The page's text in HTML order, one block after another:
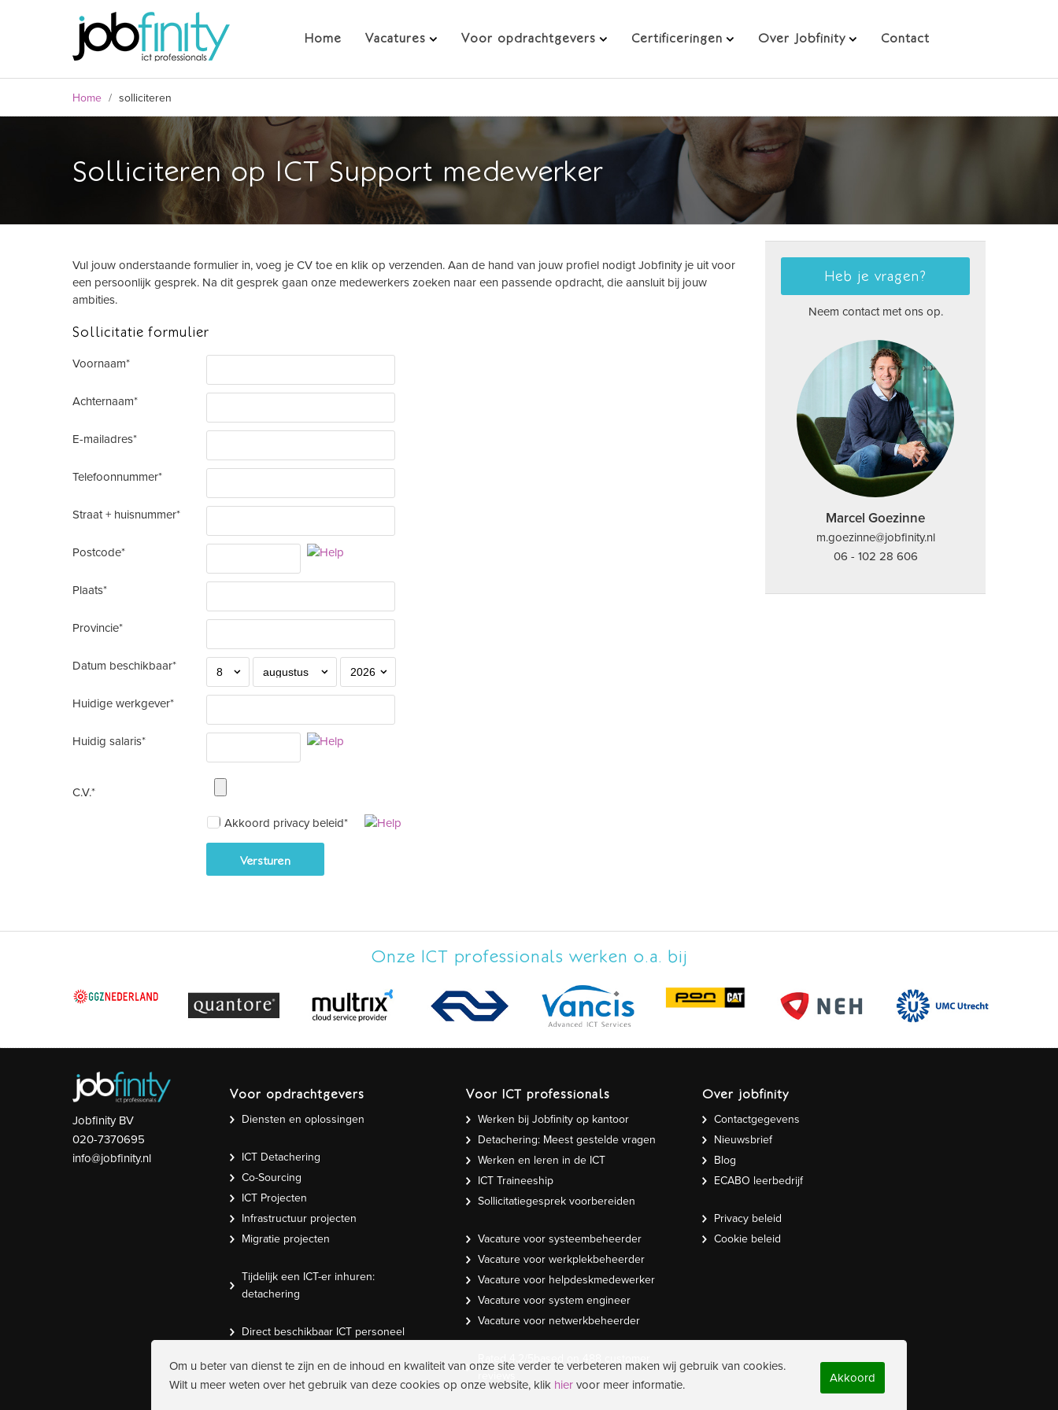
Home Vacatures Voor opdrachtgevers Certificeringen Over Jobfinity Contact
Home / solliciteren
Solliciteren op ICT Support medewerker
formulier
Vul jouw onderstaande formulier in, voeg je CV toe en klik op verzenden. Aan de hand van jouw profiel nodigt Jobfinity je uit voor
een persoonlijk gesprek. Na dit gesprek gaan onze medewerkers zoeken naar een passende opdracht, die aansluit bij jouw
ambities.
Sollicitatie formulier
Voornaam*
Achternaam*
E-mailadres*
Telefoonnummer*
Straat + huisnummer*
Postcode*
Plaats*
Provincie*
Datum beschikbaar*
Huidige werkgever*
Huidig salaris*
C.V.*
Akkoord privacy beleid*
Heb je vragen?
Neem contact met ons op.
Marcel Goezinne
m.goezinne@jobfinity.nl
06 - 102 28 606
Onze ICT professionals werken o.a. bij
Jobfinity BV
020-7370695
info@jobfinity.nl
Voor opdrachtgevers
Diensten en oplossingen
ICT Detachering
Co-Sourcing
ICT Projecten
Infrastructuur projecten
Migratie projecten
Tijdelijk een ICT-er inhuren:
detachering
Direct beschikbaar ICT personeel
Voor ICT professionals
Werken bij Jobfinity op kantoor
Detachering: Meest gestelde vragen
Werken en leren in de ICT
ICT Traineeship
Sollicitatiegesprek voorbereiden
Vacature voor systeembeheerder
Vacature voor werkplekbeheerder
Vacature voor helpdeskmedewerker
Vacature voor system engineer
Vacature voor netwerkbeheerder
Rated
Over jobfinity
Contactgegevens
Nieuwsbrief
Blog
ECABO leerbedrijf
Privacy beleid
Cookie beleid
Om u beter van dienst te zijn en de inhoud en kwaliteit van onze site verder te verbeteren maken wij gebruik van cookies.
Wilt u meer weten over het gebruik van deze cookies op onze website, klik hier voor meer informatie. Akkoord